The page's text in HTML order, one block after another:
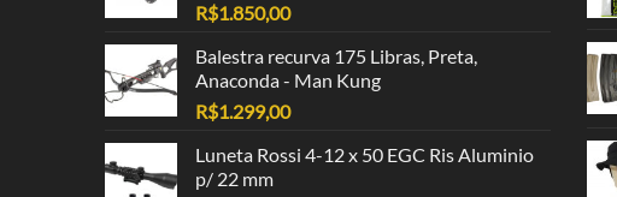
R$1.850,00
Balestra recurva 175 Libras, Preta,
Anaconda - Man Kung
R$1.299,00
Luneta Rossi 4-12 x 50 EGC Ris Aluminio
p/ 22 mm